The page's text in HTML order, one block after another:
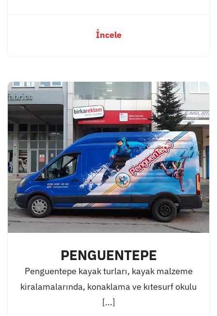
İncele
PENGUENTEPE
Penguentepe kayak turları, kayak malzeme
kiralamalarında, konaklama ve kıtesurf okulu
[...]